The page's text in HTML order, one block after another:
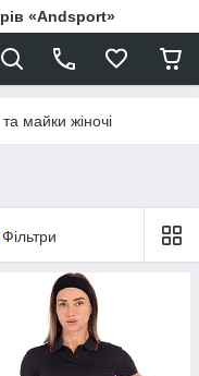
«Andsport»
майки жіночі
Фільтри